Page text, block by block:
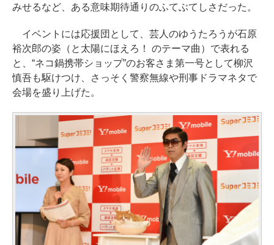
みせるなど、ある意味期待通りのふてぶてしさだった。
イベントには応援団として、芸人のゆうたろうが石原
裕次郎の姿（と太陽にほえろ！ のテーマ曲）で表れる
と、“ネコ鍋携帯ショップ”のお客さま第一号として柳沢
慎吾も駆けつけ、さっそく警察無線や刑事ドラマネタで
会場を盛り上げた。